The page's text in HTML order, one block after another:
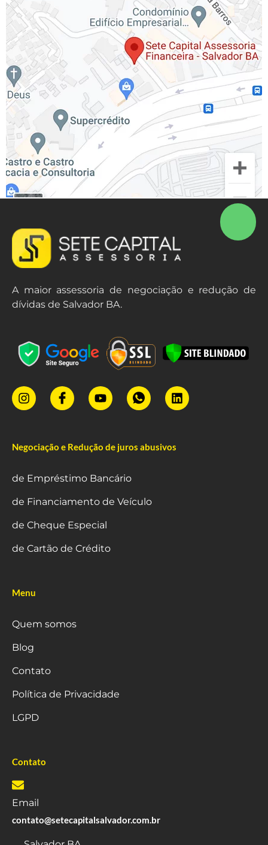
A maior assessoria de negociação e redução de
dívidas de Salvador BA.
Negociação e Redução de juros abusivos
de Empréstimo Bancário
de Financiamento de Veículo
de Cheque Especial
de Cartão de Crédito
Menu
Quem somos
Blog
Contato
Política de Privacidade
LGPD
Contato
Email
contato@setecapitalsalvador.com.br